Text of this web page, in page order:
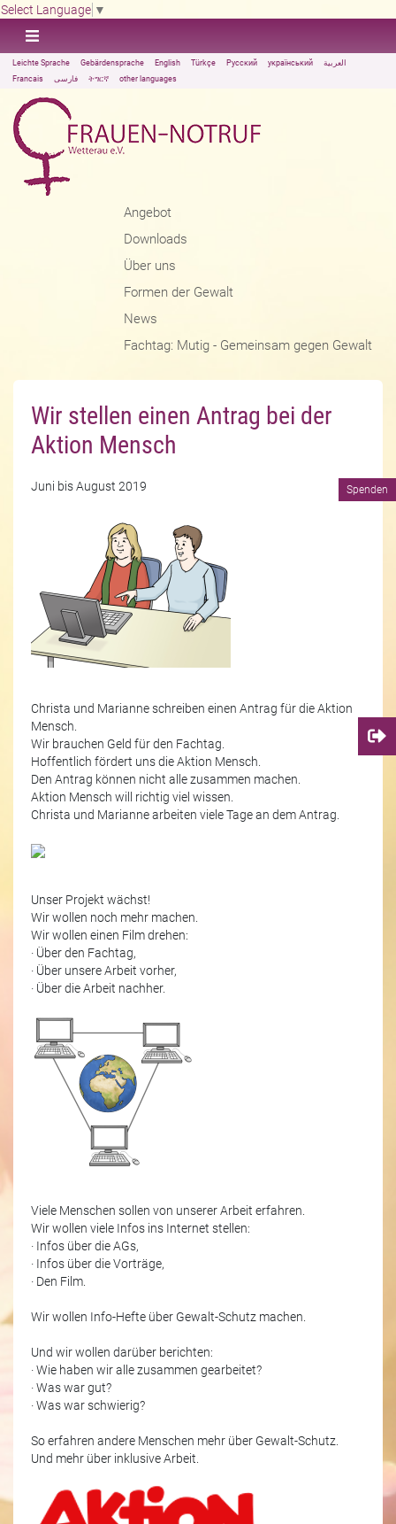
Select Language ▼
Leichte Sprache Gebärdensprache English Türkçe Русский український
العربية
Francais
فارسی ትግርኛ other languages
Angebot
Downloads
Über uns
Formen der Gewalt
News
Fachtag: Mutig - Gemeinsam gegen Gewalt
Wir stellen einen Antrag bei der
Aktion Mensch
Juni bis August 2019
Christa und Marianne schreiben einen Antrag für die Aktion
Mensch.
Wir brauchen Geld für den Fachtag.
Hoffentlich fördert uns die Aktion Mensch.
Den Antrag können nicht alle zusammen machen.
Aktion Mensch will richtig viel wissen.
Christa und Marianne arbeiten viele Tage an dem Antrag.
Unser Projekt wächst!
Wir wollen noch mehr machen.
Wir wollen einen Film drehen:
· Über den Fachtag,
· Über unsere Arbeit vorher,
· Über die Arbeit nachher.
Viele Menschen sollen von unserer Arbeit erfahren.
Wir wollen viele Infos ins Internet stellen:
· Infos über die AGs,
· Infos über die Vorträge,
· Den Film.
Wir wollen Info-Hefte über Gewalt-Schutz machen.
Und wir wollen darüber berichten:
· Wie haben wir alle zusammen gearbeitet?
· Was war gut?
· Was war schwierig?
So erfahren andere Menschen mehr über Gewalt-Schutz.
Und mehr über inklusive Arbeit.
Spenden